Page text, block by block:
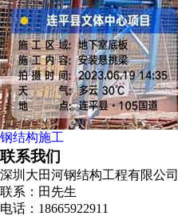
钢结构施工
联系我们
深圳大田河钢结构工程有限公司
联系：田先生
电话：18665922911